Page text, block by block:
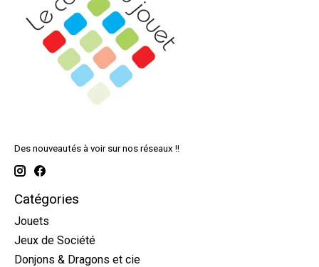
Des nouveautés à voir sur nos réseaux !!
Catégories
Jouets
Jeux de Société
Donjons & Dragons et cie